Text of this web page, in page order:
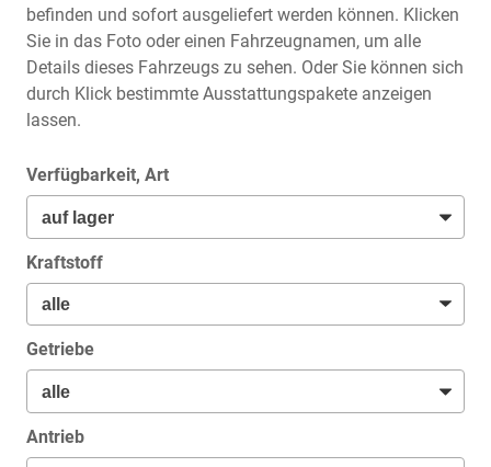
befinden und sofort ausgeliefert werden können. Klicken
Sie in das Foto oder einen Fahrzeugnamen, um alle
Details dieses Fahrzeugs zu sehen. Oder Sie können sich
durch Klick bestimmte Ausstattungspakete anzeigen
lassen.
Verfügbarkeit, Art
Kraftstoff
Getriebe
Antrieb